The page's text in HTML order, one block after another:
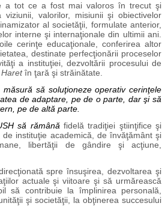
tot ce a fost mai valoros în trecut şi
valorilor, misiunii şi obiectivelor
al societăţii, formulate anterior,
interne şi internaţionale din ultimii ani.
cerinţe educaţionale, conferirea altor
destinate perfecţionării proceselor
a instituţiei, dezvoltării procesului de
în ţară şi străinătate.
să soluţioneze operativ cerinţele
de adaptare, pe de o parte, dar şi să
pe de altă parte.
să rămână fidelă tradiţiei ştiinţifice şi
instituţie academică, de învăţământ şi
libertăţii de gândire şi acţiune,
spre însuşirea, dezvoltarea şi
actuale şi viitoare şi să urmărească
să contribuie la împlinirea personală,
şi societăţii, la obţinerea succesului